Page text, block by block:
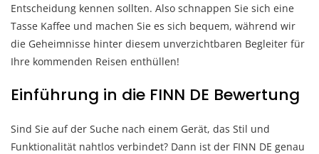
Entscheidung kennen sollten. Also schnappen Sie sich eine
Tasse Kaffee und machen Sie es sich bequem, während wir
die Geheimnisse hinter diesem unverzichtbaren Begleiter für
Ihre kommenden Reisen enthüllen!
Einführung in die FINN DE Bewertung
Sind Sie auf der Suche nach einem Gerät, das Stil und
Funktionalität nahtlos verbindet? Dann ist der FINN DE genau